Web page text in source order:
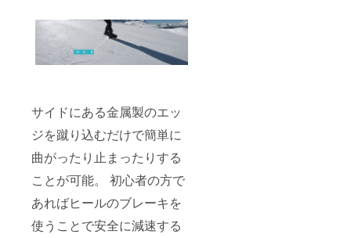
サイドにある金属製のエッ
ジを蹴り込むだけで簡単に
曲がったり止まったりする
ことが可能。 初心者の方で
あればヒールのブレーキを
使うことで安全に減速する